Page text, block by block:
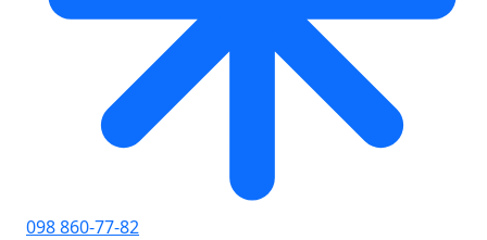
098 860-77-82